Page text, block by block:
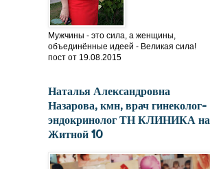
Мужчины - это сила, а женщины,
объединённые идеей - Великая сила!
пост от 19.08.2015
Наталья Александровна
Назарова, кмн, врач гинеколог-
эндокринолог ТН КЛИНИКА на
Житной 10